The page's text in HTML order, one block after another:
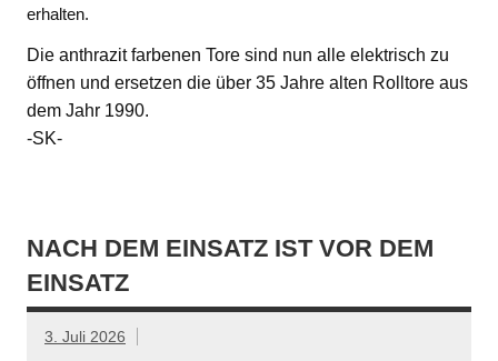
erhalten.
Die anthrazit farbenen Tore sind nun alle elektrisch zu
öffnen und ersetzen die über 35 Jahre alten Rolltore aus
dem Jahr 1990.
-SK-
NACH DEM EINSATZ IST VOR DEM
EINSATZ
3. Juli 2026